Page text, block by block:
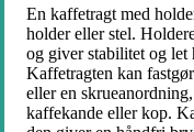
En kaffetragt med
holder eller stel.
og giver stabilitet og let
Kaffetragten kan
eller en
kaffekande eller kop.